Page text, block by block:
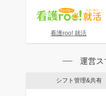
看護roo! 就活
運営ス
シフト管理&共有